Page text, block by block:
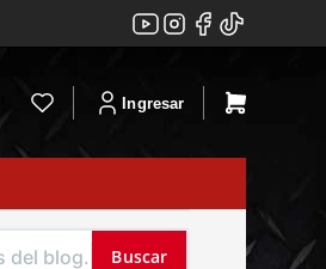
Ingresar
Buscar